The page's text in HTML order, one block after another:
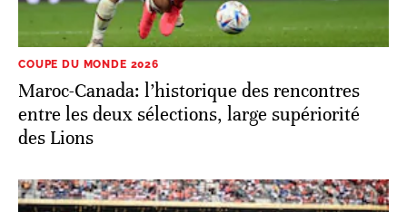
COUPE DU MONDE 2026
Maroc-Canada: l’historique des rencontres
entre les deux sélections, large supériorité
des Lions